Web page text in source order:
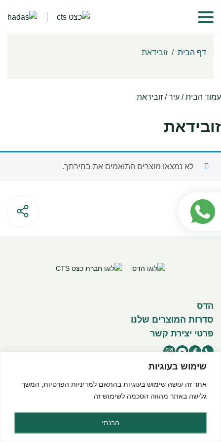
שימוש בעוגיות
אתר זה עושה שימוש בעוגיות בהתאם למדיניות הפרטיות , המשך
גלישה באתר מהווה הסכמה לשימוש זה
הבנתי
דף הבית / זובידאת
עמוד הבית/ עיר / זובידאת
זובידאת
לא נמצאו מוצרים התואמים את בחירתך.
הדס
סדרות המוצרים שלנו
פרטי יצירת קשר
©2025 כל הזכויות שמורות להדס מוצרים טבעיים
תנאי שימוש באתר
מדיניות פרטיות